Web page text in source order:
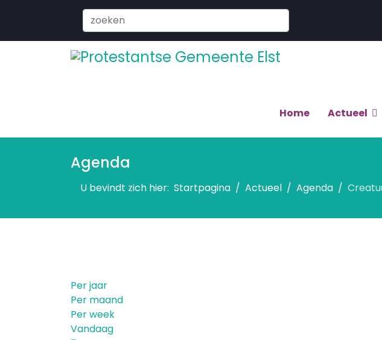
Search
...
Home Actueel
Agenda
U bevindt zich hier: Startpagina Actueel Agenda
Per jaar
Per maand
Per week
Vandaag